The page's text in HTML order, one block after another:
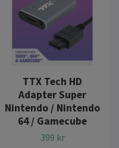
TTX Tech HD
Adapter Super
Nintendo / Nintendo
64 / Gamecube
399 kr